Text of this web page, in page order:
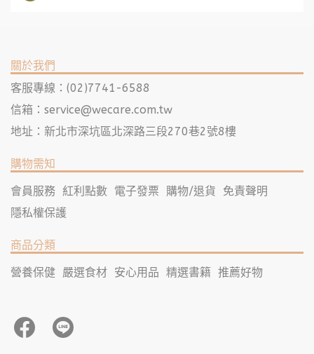
關於我們
客服專線：(02)7741-6588
信箱： service@wecare.com.tw
地址：新北市深坑區北深路三段270巷2號8樓
購物需知
會員服務 紅利點數 電子發票 購物/退貨
免責聲明
隱私權保護
商品分類
營養保健 嚴選食材 安心用品 精選書籍 推薦好物